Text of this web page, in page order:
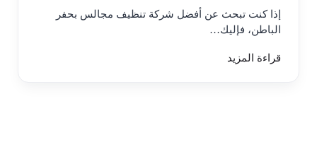
إذا كنت تبحث عن أفضل شركة تنظيف مجالس بحفر
الباطن، فإليك…
قراءة المزيد